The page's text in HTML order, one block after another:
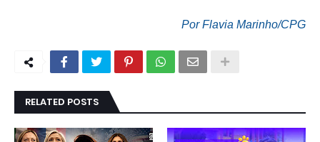
Por Flavia Marinho/CPG
RELATED POSTS